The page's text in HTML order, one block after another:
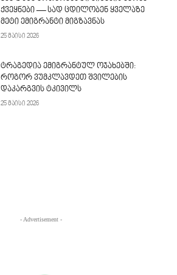
ქვეყნები — სად ცდილობენ ყველაზე
მეტი ემიგრანტი მიგზავნას
25 მაისი 2026
ტრაგედია ემიგრანტულ ოჯახებში:
როგორ ვუმკლავდეთ შვილების
დაკარგვის ტკივილს
25 მაისი 2026
- Advertisement -